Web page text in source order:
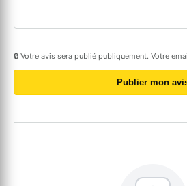
🔒 Votre avis sera publié publiquement. Votre
Publier mon